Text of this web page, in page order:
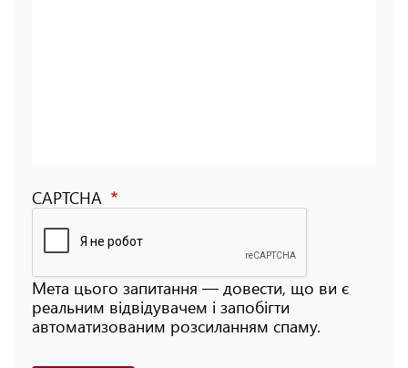
CAPTCHA
Мета цього запитання — довести, що ви є
реальним відвідувачем і запобігти
автоматизованим розсиланням спаму.